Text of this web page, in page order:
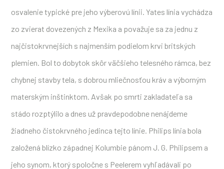
osvalenie typické pre jeho výberovú línii. Yates línia vychádza
zo zvierat dovezených z Mexika a považuje sa za jednu z
najčistokrvnejších s najmenším podielom krvi britských
plemien. Bol to dobytok skôr väčšieho telesného rámca, bez
chybnej stavby tela, s dobrou mliečnosťou kráv a výborným
materským inštinktom. Avšak po smrti zakladateľa sa
stádo rozptýlilo a dnes už pravdepodobne nenájdeme
žiadneho čistokrvného jedinca tejto línie. Philips línia bola
založená blízko západnej Kolumbie pánom J. G. Philipsem a
jeho synom, ktorý spoločne s Peelerem vyhľadávali po